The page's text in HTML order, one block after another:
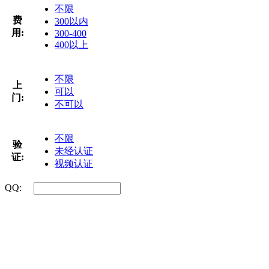
费
用:
不限
300以内
300-400
400以上
上
门:
不限
可以
不可以
验
证:
不限
未经认证
视频认证
QQ: